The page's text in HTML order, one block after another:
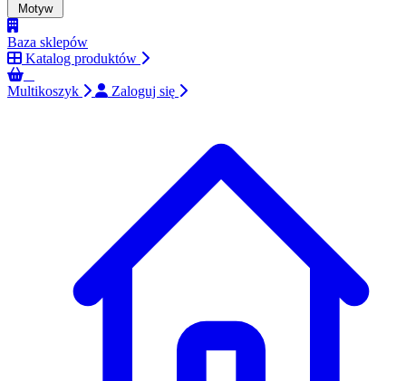
Motyw
Baza sklepów
Katalog produktów
Multikoszyk
Zaloguj się